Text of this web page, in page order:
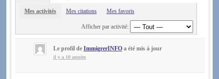
Mes activités Mes citations Mes favoris
Afficher par activité:
Le profil de ImmigrerINFOa été mis à jour
il y a 10 années